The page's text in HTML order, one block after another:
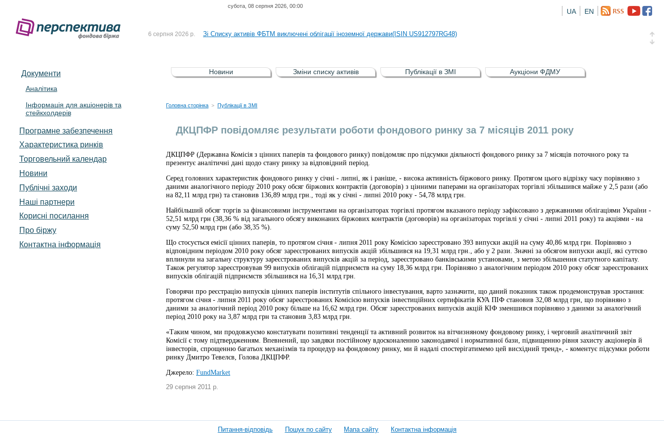
субота, 08 серпня 2026, 00:00
EN
UA
До Списку активів регульованого фондового ринку (РФР) включена Корпоративна облігація відсоткова електронна іменна (ISIN UA5000016726)
6 серпня 2026 р. Зі Списку активів ФБТМ виключені облігації іноземної держави(ISIN US912797RG48)
5 серпня 2026 р. Зі списку активів РФР виключені Облігація внутрішніх державних позик України (ISIN UA4000232607)
4 серпня 2026 р. До Списку активів регульованого фондового ринку (РФР) включена Корпоративна облігація відсоткова електронна іменна (ISIN UA5000016726)
Документи
Аналітика
Інформація для акціонерів та
стейкхолдерів
Програмне забезпечення
Характеристика pинків
Торговельний календар
Новини
Публічні заходи
Наші партнери
Корисні посилання
Про біржу
Контактна інформація
Новини Зміни списку активів Публікації в ЗМІ Аукціони ФДМУ
Головна сторінка > Публікації в ЗМІ
ДКЦПФР повідомляє результати роботи фондового ринку за 7 місяців 2011 року
ДКЦПФР (Державна Комісія з цінних паперів та фондового ринку) повідомляє про підсумки діяльності фондового ринку за 7 місяців поточного року та
презентує аналітичні дані щодо стану ринку за відповідний період.
Серед головних характеристик фондового ринку у січні - липні, як і раніше, - висока активність біржового ринку. Протягом цього відрізку часу порівняно з
даними аналогічного періоду 2010 року обсяг біржових контрактів (договорів) з цінними паперами на організаторах торгівлі збільшився майже у 2,5 рази (або
на 82,11 млрд грн) та становив 136,89 млрд грн., тоді як у січні - липні 2010 року - 54,78 млрд грн.
Найбільший обсяг торгів за фінансовими інструментами на організаторах торгівлі протягом вказаного періоду зафіксовано з державними облігаціями України -
52,51 млрд грн (38,36 % від загального обсягу виконаних біржових контрактів (договорів) на організаторах торгівлі у січні - липні 2011 року) та акціями - на
суму 52,50 млрд грн (або 38,35 %).
Що стосується емісії цінних паперів, то протягом січня - липня 2011 року Комісією зареєстровано 393 випуски акцій на суму 40,86 млрд грн. Порівняно з
відповідним періодом 2010 року обсяг зареєстрованих випусків акцій збільшився на 19,31 млрд грн., або у 2 рази. Значні за обсягом випуски акції, які суттєво
вплинули на загальну структуру зареєстрованих випусків акцій за період, зареєстровано банківськими установами, з метою збільшення статутного капіталу.
Також регулятор зареєстровував 99 випусків облігацій підприємств на суму 18,36 млрд грн. Порівняно з аналогічним періодом 2010 року обсяг зареєстрованих
випусків облігацій підприємств збільшився на 16,31 млрд грн.
Говорячи про реєстрацію випусків цінних паперів інститутів спільного інвестування, варто зазначити, що даний показник також продемонстрував зростання:
протягом січня - липня 2011 року обсяг зареєстрованих Комісією випусків інвестиційних сертифікатів КУА ПІФ становив 32,08 млрд грн, що порівняно з
даними за аналогічний період 2010 року більше на 16,62 млрд грн. Обсяг зареєстрованих випусків акцій КІФ зменшився порівняно з даними за аналогічний
період 2010 року на 3,87 млрд грн та становив 3,83 млрд грн.
«Таким чином, ми продовжуємо констатувати позитивні тенденції та активний розвиток на вітчизняному фондовому ринку, і черговий аналітичний звіт
Комісії є тому підтвердженням. Впевнений, що завдяки постійному вдосконаленню законодавчої і нормативної бази, підвищенню рівня захисту акціонерів й
інвесторів, спрощенню багатьох механізмів та процедур на фондовому ринку, ми й надалі спостерігатимемо цей висхідний тренд», - коментує підсумки роботи
ринку Дмитро Тевелєв, Голова ДКЦПФР.
Джерело: FundMarket
29 серпня 2011 р.
Питання-відповідь Пошук по сайту Мапа сайту Контактна інформація